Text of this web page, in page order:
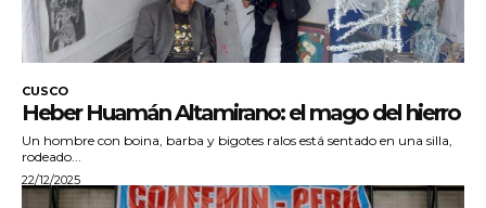
CUSCO
Heber Huamán Altamirano: el mago del hierro
Un hombre con boina, barba y bigotes ralos está sentado en una silla,
rodeado...
22/12/2025